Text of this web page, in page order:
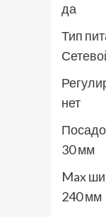
да
Тип
нет
30 мм
Max
240 мм